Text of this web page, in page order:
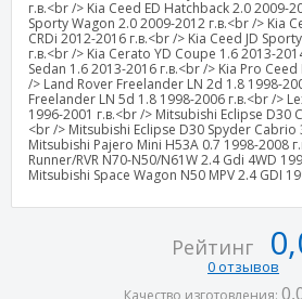
г.в.<br /> Kia Ceed ED Hatchback 2.0 2009-
Sporty Wagon 2.0 2009-2012 г.в.<br /> Kia
CRDi 2012-2016 г.в.<br /> Kia Ceed JD
г.в.<br /> Kia Cerato YD Coupe 1.6 2013-
Sedan 1.6 2013-2016 г.в.<br /> Kia Pro
/> Land Rover Freelander LN 2d 1.8 1998-
Freelander LN 5d 1.8 1998-2006 г.в.<br />
1996-2001 г.в.<br /> Mitsubishi Eclipse D30
<br /> Mitsubishi Eclipse D30 Spyder Cabrio
Mitsubishi Pajero Mini H53A 0.7 1998-2008
Runner/RVR N70-N50/N61W 2.4 Gdi 4WD
Mitsubishi Space Wagon N50 MPV 2.4 GDI
Рейтинг
0 отзывов
Качество изготовления: